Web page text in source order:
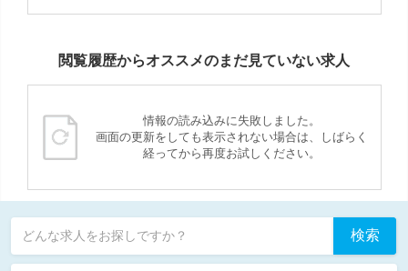
閲覧履歴からオススメのまだ見ていない求人
情報の読み込みに失敗しました。
画面の更新をしても表示されない場合は、しばらく
経ってから再度お試しください。
どんな求人をお探しですか？ 検索